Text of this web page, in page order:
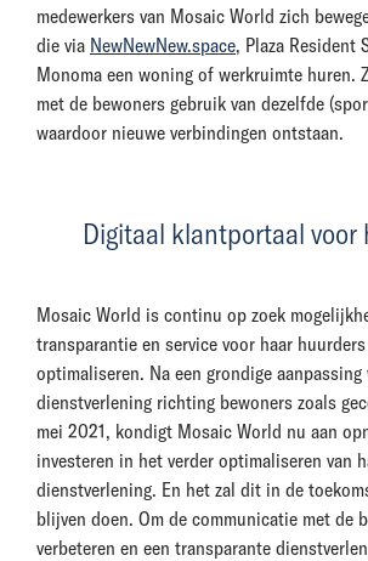
medewerkers van Mosaic World zich
die via NewNewNew.space, Plaza Resident
Monoma een woning of werkruimte huren.
met de bewoners gebruik van dezelfde
waardoor nieuwe verbindingen ontstaan.
Digitaal klantportaal voor
Mosaic World is continu op zoek
transparantie en service voor haar
optimaliseren. Na een grondige aanpassing
dienstverlening richting bewoners zoals
mei 2021, kondigt Mosaic World nu aan
investeren in het verder optimaliseren van
dienstverlening. En het zal dit in de
blijven doen. Om de communicatie met de
verbeteren en een transparante